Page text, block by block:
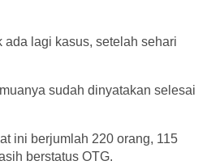
lagi kasus, setelah sehari
sudah dinyatakan selesai
ini berjumlah 220 orang, 115
berstatus OTG.